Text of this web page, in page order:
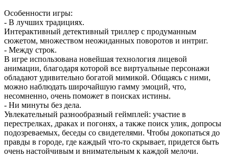
Особенности игры:
- В лучших традициях.
Интерактивный детективный триллер с продуманным
сюжетом, множеством неожиданных поворотов и интриг.
- Между строк.
В игре использована новейшая технология лицевой
анимации, благодаря которой все виртуальные персонажи
обладают удивительно богатой мимикой. Общаясь с ними,
можно наблюдать широчайшую гамму эмоций, что,
несомненно, очень поможет в поисках истины.
- Ни минуты без дела.
Увлекательный разнообразный геймплей: участие в
перестрелках, драках и погонях, а также поиск улик, допросы
подозреваемых, беседы со свидетелями. Чтобы докопаться до
правды в городе, где каждый что-то скрывает, придется быть
очень настойчивым и внимательным к каждой мелочи.